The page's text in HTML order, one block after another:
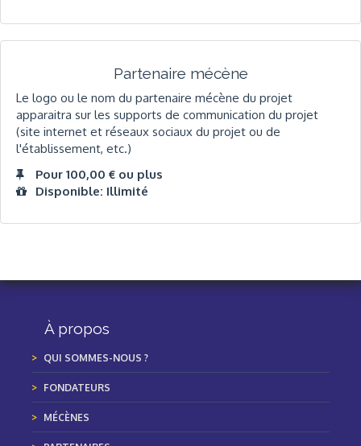
Partenaire mécène
Le logo ou le nom du partenaire mécène du projet
apparaitra sur les supports de communication du projet
(site internet et réseaux sociaux du projet ou de
l'établissement, etc.)
Pour 100,00 € ou plus
Disponible: Illimité
À propos
QUI SOMMES-NOUS ?
FONDATEURS
MÉCÈNES